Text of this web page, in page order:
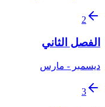
2
الفصل الثاني
ديسمبر - مارس
3